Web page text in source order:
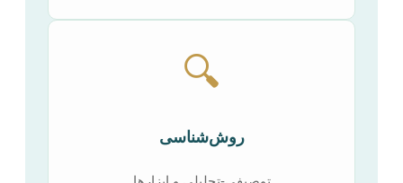
🔍
روش‌شناسی